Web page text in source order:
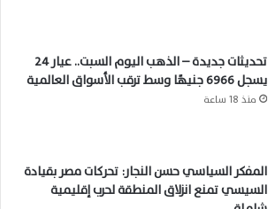
تحديثات جديدة – الذهب اليوم السبت.. عيار 24
يسجل 6966 جنيهًا وسط ترقب الأسواق العالمية
منذ 18 ساعة
المفكر السياسي حسن النجار: تحركات مصر بقيادة
السيسي تمنع انزلاق المنطقة لحرب إقليمية